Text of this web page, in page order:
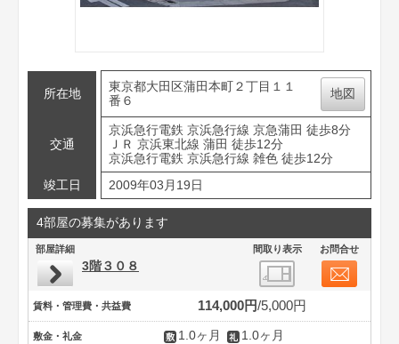
所在地
東京都大田区蒲田本町２丁目１１
番６
地図
交通
京浜急行電鉄 京浜急行線 京急蒲田 徒歩8分
ＪＲ 京浜東北線 蒲田 徒歩12分
京浜急行電鉄 京浜急行線 雑色 徒歩12分
竣工日
2009年03月19日
4部屋の募集があります
部屋詳細 間取り表示 お問合せ
3階３０８
賃料・管理費・共益費 114,000円 5,000円
敷金・礼金 1.0ヶ月 1.0ヶ月